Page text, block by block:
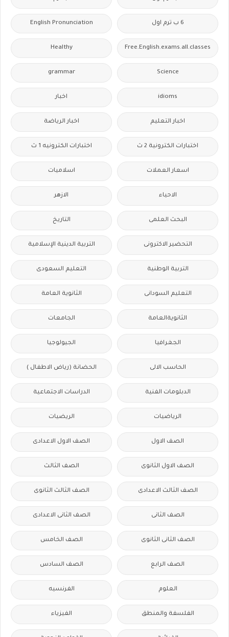
6 ب ترم اول English Pronunciation
Free.English.exams.all.classes
Healthy
Science
grammar
idioms اخبار
اخبار التعليم اخبار الرياضة
اختبارات الكترونية 2 ث اختبارات الكترونيه 1 ث
اسعار العملات اسلاميات
الاحياء الازهر
البحث العلمى التاريخ
التحضير الاكترونى التربية الدينية الإسلامية
التربية الوطنية التعليم السعودى
التعليم السودانى الثانوية العامة
الثانويةالعامة الجامعات
الجغرافيا الجيولوجيا
الحاسب الالى الحضانة (رياض الاطفال )
الدبلومات الفنية الدراسات الاجتماعية
الرياضيات الريضيات
الصف الاول الصف الاول الاعدادى
الصف الاول الثانوى الصف الثالث
الصف الثالث الاعدادى الصف الثالث الثانوى
الصف الثانى الصف الثانى الاعدادى
الصف الثانى الثانوى الصف الخامس
الصف الرابع الصف السادس
العلوم الفرنسيه
الفلسفة والمنطق الفيزياء